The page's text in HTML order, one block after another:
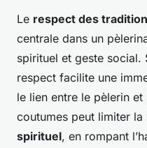
Le respect des
centrale dans un
spirituel et geste social.
respect facilite une
le lien entre le pèlerin
coutumes peut limiter la
spirituel, en rompant